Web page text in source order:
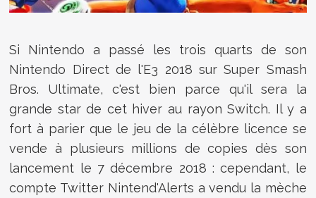
Si Nintendo a passé les trois quarts de son
Nintendo Direct de l'E3 2018 sur Super Smash
Bros. Ultimate, c'est bien parce qu'il sera la
grande star de cet hiver au rayon Switch. Il y a
fort à parier que le jeu de la célèbre licence se
vende à plusieurs millions de copies dès son
lancement le 7 décembre 2018 : cependant, le
compte Twitter Nintend'Alerts a vendu la mèche